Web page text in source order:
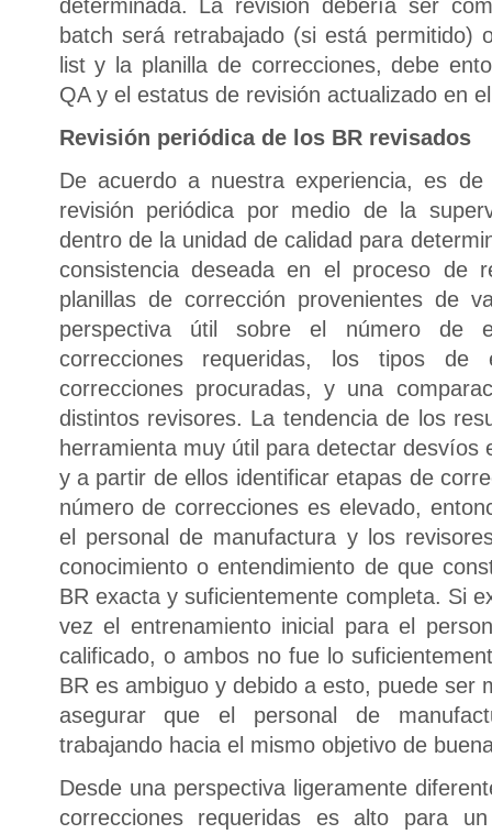
determinada. La revisión debería ser
batch será retrabajado (si está permitido)
list y la planilla de correcciones, debe
QA y el estatus de revisión actualizado en
Revisión periódica de los BR revisados
De acuerdo a nuestra experiencia, es
revisión periódica por medio de la
dentro de la unidad de calidad para
consistencia deseada en el proceso de
planillas de corrección provenientes de
perspectiva útil sobre el número de
correcciones requeridas, los tipos de
correcciones procuradas, y una
distintos revisores. La tendencia de los
herramienta muy útil para detectar desvíos
y a partir de ellos identificar etapas de
número de correcciones es elevado,
el personal de manufactura y los
conocimiento o entendimiento de que
BR exacta y suficientemente completa. Si
vez el entrenamiento inicial para el
calificado, o ambos no fue lo
BR es ambiguo y debido a esto, puede ser
asegurar que el personal de
trabajando hacia el mismo objetivo de
Desde una perspectiva ligeramente
correcciones requeridas es alto para